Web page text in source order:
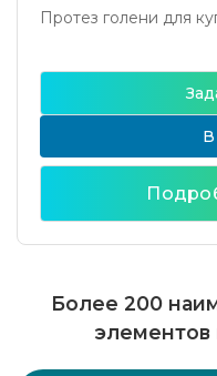
Протез голени для
Более 200
элементов